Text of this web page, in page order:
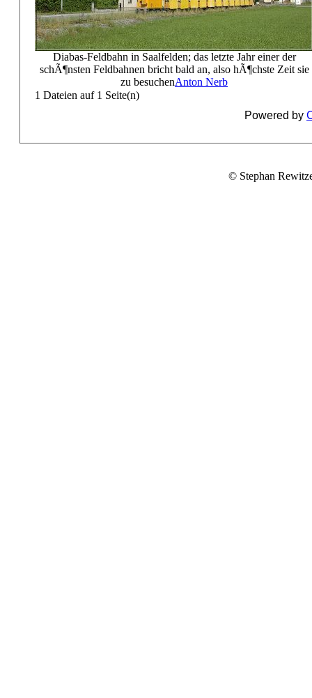
Diabas-Feldbahn in Saalfelden; das letzte Jahr einer der
schÃ¶nsten Feldbahnen bricht bald an, also hÃ¶chste Zeit sie
zu besuchenAnton Nerb
1 Dateien auf 1 Seite(n)
Powered by
© Stephan